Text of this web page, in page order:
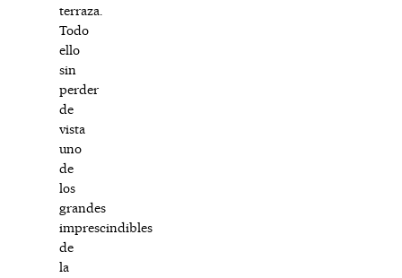
terraza.
Todo
ello
sin
perder
de
vista
uno
de
los
grandes
imprescindibles
de
la